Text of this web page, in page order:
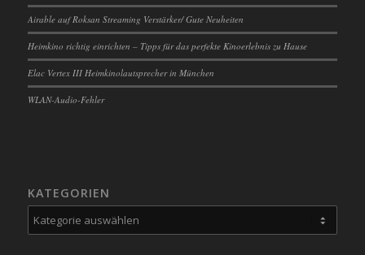
Airable auf Roksan Streaming Verstärker/ Gute Neuheiten
Heimkino richtig einrichten – Tipps für das perfekte Kinoerlebnis zu Hause
Elac Vertex III Heimkinolautsprecher in München
WLAN-Audio-Fehler
KATEGORIEN